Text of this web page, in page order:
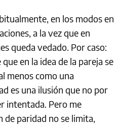
en los modos en
a la vez que en
queda vedado. Por caso:
en la idea de la pareja se
menos como una
es una ilusión que no por
intentada. Pero me
de paridad no se limita,